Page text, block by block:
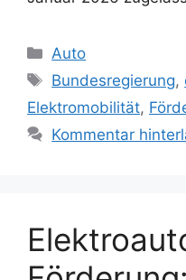
Kategorien
Auto
Schlagwörter
Bundesregierung,
Elektromobilität,
Kommentar